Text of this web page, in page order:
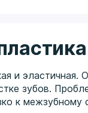
и эластичная.
зубов.
к межзубному